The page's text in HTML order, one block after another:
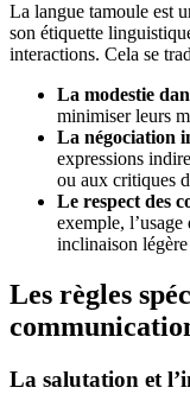
La langue tamoule est
son étiquette
interactions. Cela se
La modestie
minimiser leurs
La négociation
expressions
ou aux critiques
Le respect des
exemple,
inclinaison
Les règles
La salutation et